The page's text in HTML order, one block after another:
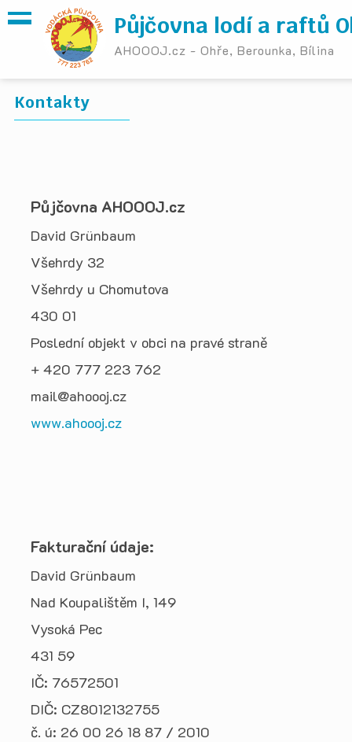
Půjčovna lodí a raftů
AHOOOJ.cz - Ohře, Berounka, Bílina
Kontakty
Půjčovna AHOOOJ.cz
David Grünbaum
Všehrdy 32
Všehrdy u Chomutova
430 01
Poslední objekt v obci na pravé straně
+ 420 777 223 762
mail@ahoooj.cz
www.ahoooj.cz
Fakturační údaje:
David Grünbaum
Nad Koupalištěm I, 149
Vysoká Pec
431 59
IČ: 76572501
DIČ: CZ8012132755
č. ú: 26 00 26 18 87 / 2010